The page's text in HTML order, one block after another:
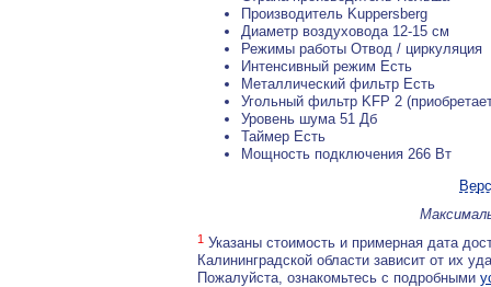
Производитель Kuppersberg
Диаметр воздуховода 12-15 см
Режимы работы Отвод / циркуляция
Интенсивный режим Есть
Металлический фильтр Есть
Угольный фильтр KFP 2
Уровень шума 51 Дб
Таймер Есть
Мощность подключения 266 Вт
1 Указаны стоимость и примерная дата
Калининградской области зависит от их
Пожалуйста, ознакомьтесь с подробными